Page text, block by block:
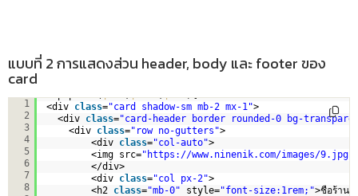
แบบที่ 2 การแสดงส่วน header, body และ footer ของ
card
1
2
3
4
5
6
7
8
<div class="card shadow-sm mb-2 mx-1">
<div class="card-header border rounded-0 bg-
<div class="row no-gutters">
<div class="col-auto">
<img src=" https://www.ninenik.com/images/9.jpg
</div>
<div class="col px-2">
<h2 class="mb-0" style="font-size:1rem;">ชือร้าน